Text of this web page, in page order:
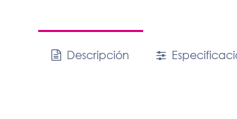
Descripción